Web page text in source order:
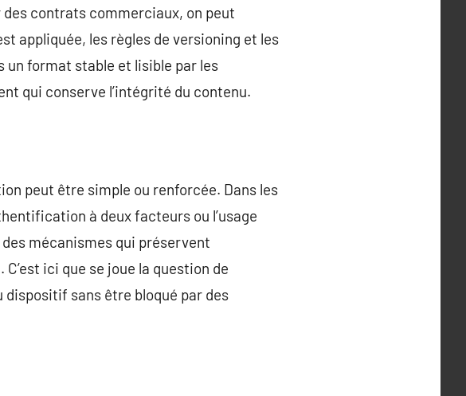
des contrats commerciaux, on peut
appliquée, les règles de versioning et les
format stable et lisible par les
qui conserve l’intégrité du contenu.
peut être simple ou renforcée. Dans les
à deux facteurs ou l’usage
mécanismes qui préservent
ici que se joue la question de
dispositif sans être bloqué par des